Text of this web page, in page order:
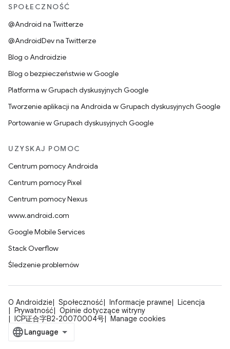
SPOŁECZNOŚĆ
@Android na Twitterze
@AndroidDev na Twitterze
Blog o Androidzie
Blog o bezpieczeństwie w Google
Platforma w Grupach dyskusyjnych Google
Tworzenie aplikacji na Androida w Grupach dyskusyjnych Google
Portowanie w Grupach dyskusyjnych Google
UZYSKAJ POMOC
Centrum pomocy Androida
Centrum pomocy Pixel
Centrum pomocy Nexus
www.android.com
Google Mobile Services
Stack Overflow
Śledzenie problemów
O Androidzie Społeczność Informacje prawne
Licencja
Prywatność
Opinie dotyczące witryny
ICP证合字B2-20070004号
Manage cookies